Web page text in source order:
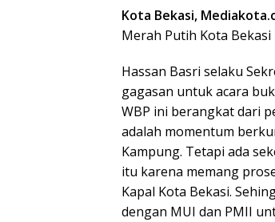
Kota Bekasi,
Merah Putih Kota
Hassan Basri selaku
gagasan untuk acara
WBP ini berangkat dari
adalah momentum
Kampung. Tetapi ada
itu karena memang
Kapal Kota Bekasi.
dengan MUI dan PMII